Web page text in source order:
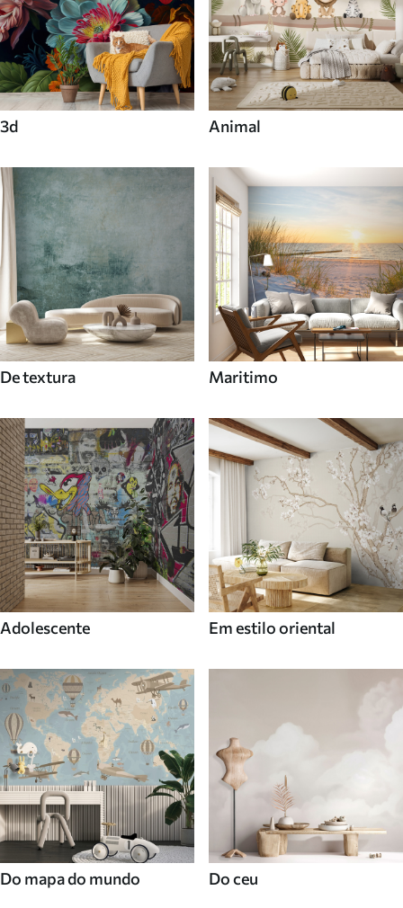
3d Animal
De textura Maritimo
Adolescente Em estilo oriental
Do mapa do mundo Do ceu